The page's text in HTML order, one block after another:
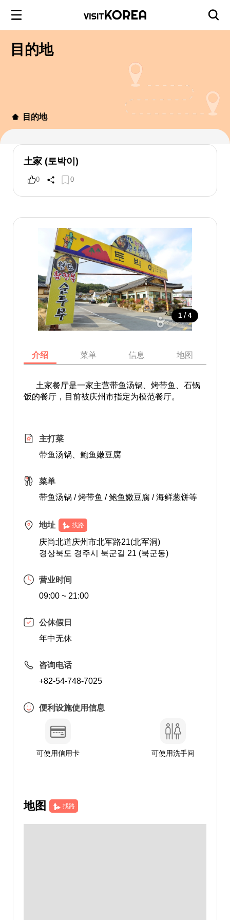
目的地
目的地
土家 (토박이)
0 0
1 / 4
介绍 菜单 信息 地图
土家餐厅是一家主营带鱼汤锅、烤带鱼、石锅
饭的餐厅，目前被庆州市指定为模范餐厅。
主打菜
带鱼汤锅、鲍鱼嫩豆腐
菜单
带鱼汤锅 / 烤带鱼 / 鲍鱼嫩豆腐 / 海鲜葱饼等
地址 找路
庆尚北道庆州市北军路21(北军洞)
경상북도 경주시 북군길 21 (북군동)
营业时间
09:00 ~ 21:00
公休假日
年中无休
咨询电话
+82-54-748-7025
便利设施使用信息
可使用信用卡 可使用洗手间
地图 找路